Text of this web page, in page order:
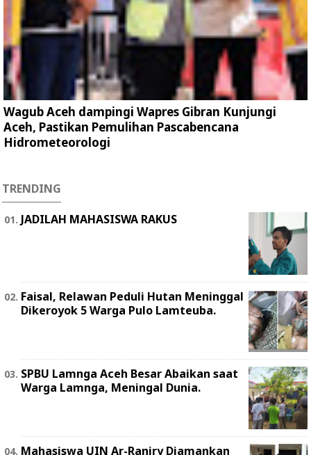
Wagub Aceh dampingi Wapres Gibran Kunjungi
Aceh, Pastikan Pemulihan Pascabencana
Hidrometeorologi
TRENDING
JADILAH MAHASISWA RAKUS
Faisal, Relawan Peduli Hutan Meninggal
Dikeroyok 5 Warga Pulo Lamteuba.
SPBU Lamnga Aceh Besar Abaikan saat
Warga Lamnga, Meningal Dunia.
Mahasiswa UIN Ar-Raniry Diamankan